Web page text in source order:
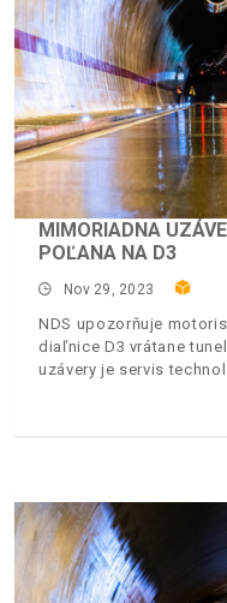
MIMORIADNA
POĽANA NA D3
Nov 29, 2023
NDS upozorňuje
diaľnice D3 vrátane
uzávery je servis